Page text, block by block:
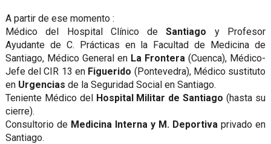
A partir de ese momento :
Médico del Hospital Clínico deSantiago y Profesor
Ayudante de C. Prácticas en la Facultad de Medicina de
Santiago, Médico General en La Frontera (Cuenca), Médico-
Jefe del CIR 13 en Figuerido (Pontevedra), Médico sustituto
en Urgencias de la Seguridad Social en Santiago.
Teniente Médico del Hospital Militar de Santiago (hasta su
cierre).
Consultorio de Medicina Interna y M. Deportiva privado en
Santiago.